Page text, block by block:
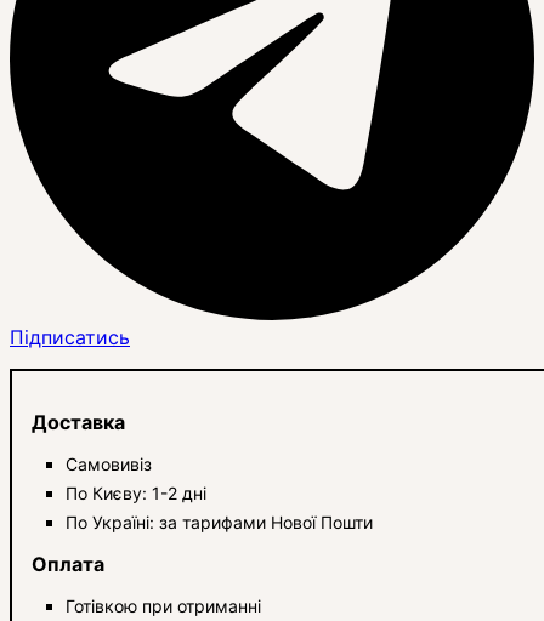
Підписатись
Доставка
Самовивіз
По Києву: 1-2 дні
По Україні: за тарифами Нової Пошти
Оплата
Готівкою при отриманні